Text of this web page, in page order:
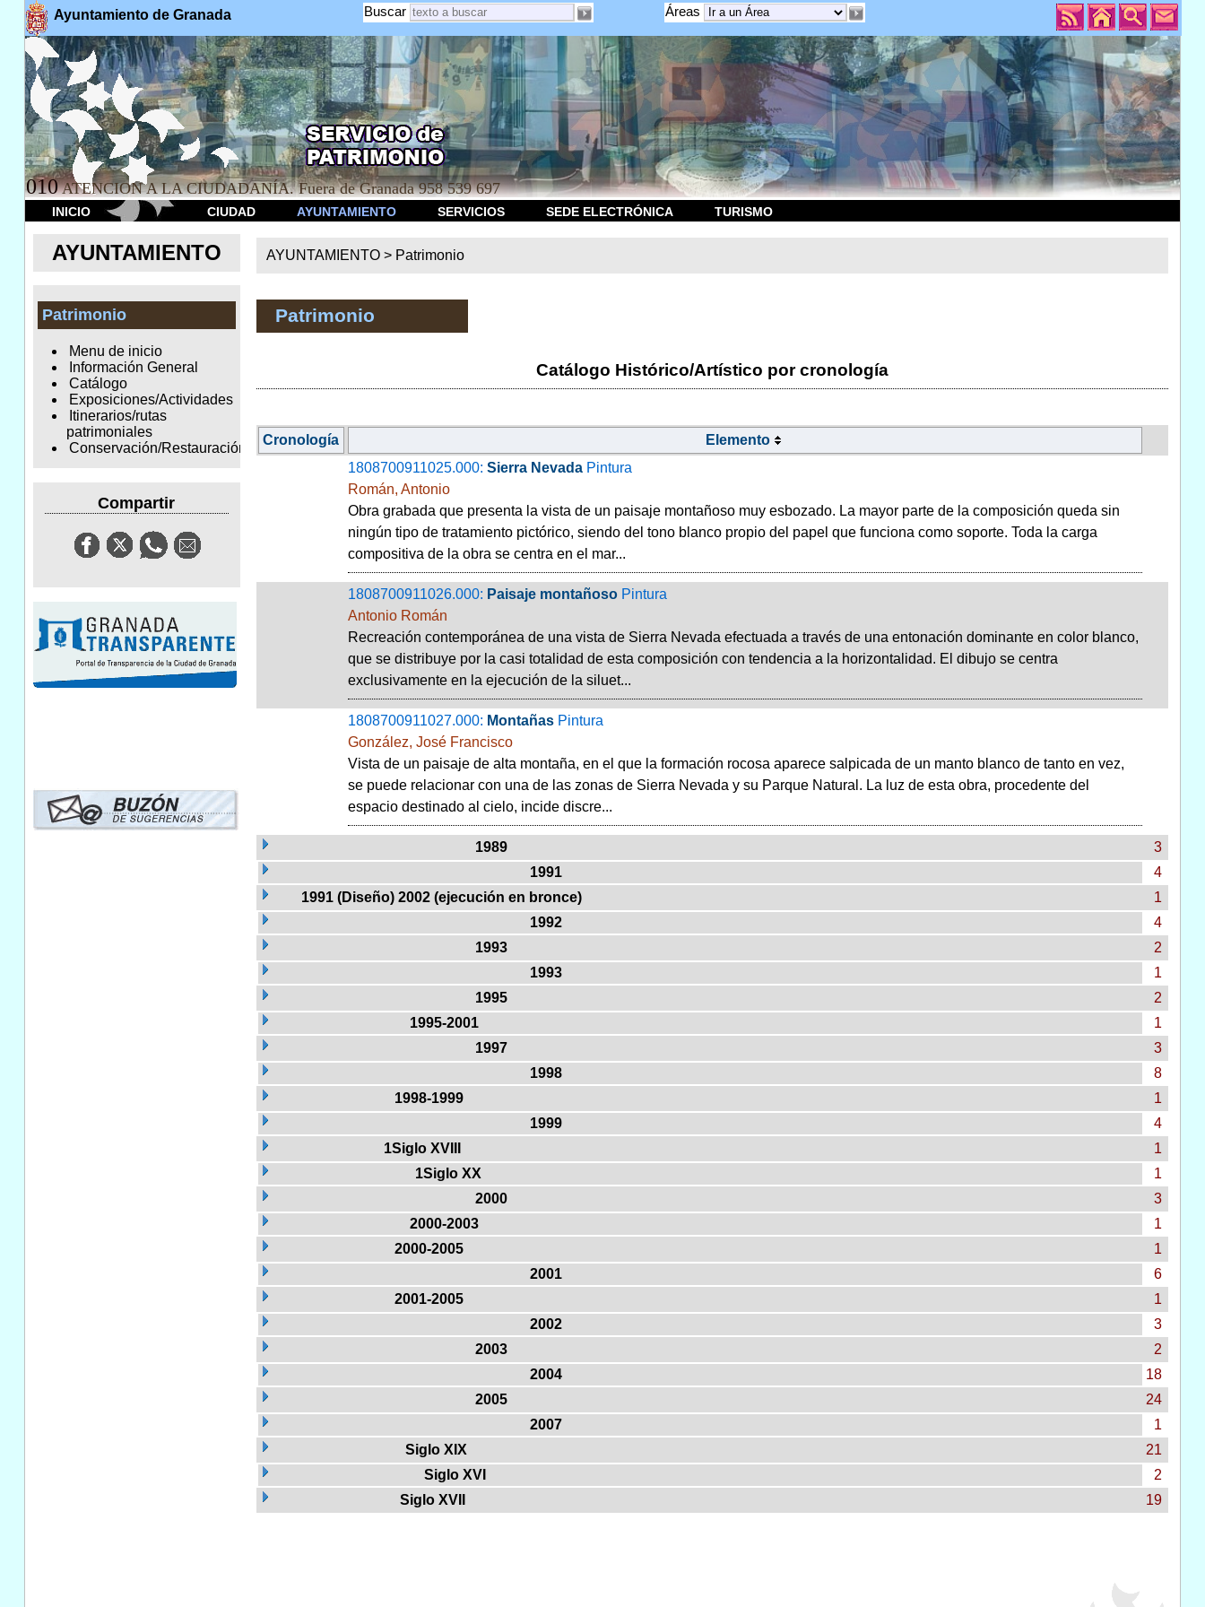
Ayuntamiento de Granada Áreas
Buscar
010 ATENCION A LA CIUDADANÍA. Fuera de Granada 958 539 697
INICIO CIUDAD AYUNTAMIENTO SERVICIOS SEDE ELECTRÓNICA TURISMO
AYUNTAMIENTO
Patrimonio
Menu de inicio
Información General
Catálogo
Exposiciones/Actividades
Itinerarios/rutas
patrimoniales
Conservación/Restauración
Compartir
AYUNTAMIENTO > Patrimonio
Patrimonio
Catálogo Histórico/Artístico por cronología
Cronología
Elemento
1808700911025.000: Sierra Nevada Pintura
Román, Antonio
Obra grabada que presenta la vista de un paisaje montañoso muy esbozado. La mayor parte de la composición queda sin
ningún tipo de tratamiento pictórico, siendo del tono blanco propio del papel que funciona como soporte. Toda la carga
compositiva de la obra se centra en el mar...
1808700911026.000: Paisaje montañoso Pintura
Antonio Román
Recreación contemporánea de una vista de Sierra Nevada efectuada a través de una entonación dominante en color blanco,
que se distribuye por la casi totalidad de esta composición con tendencia a la horizontalidad. El dibujo se centra
exclusivamente en la ejecución de la siluet...
1808700911027.000: Montañas Pintura
González, José Francisco
Vista de un paisaje de alta montaña, en el que la formación rocosa aparece salpicada de un manto blanco de tanto en vez,
se puede relacionar con una de las zonas de Sierra Nevada y su Parque Natural. La luz de esta obra, procedente del
espacio destinado al cielo, incide discre...
1989
3
1991
4
1991 (Diseño) 2002 (ejecución en bronce)
1
1992
4
1993
2
1993
1
1995
2
1995-2001
1
1997
3
1998
8
1998-1999
1
1999
4
1Siglo XVIII
1
1Siglo XX
1
2000
3
2000-2003
1
2000-2005
1
2001
6
2001-2005
1
2002
3
2003
2
2004
18
2005
24
2007
1
Siglo XIX
21
Siglo XVI
2
Siglo XVII
19